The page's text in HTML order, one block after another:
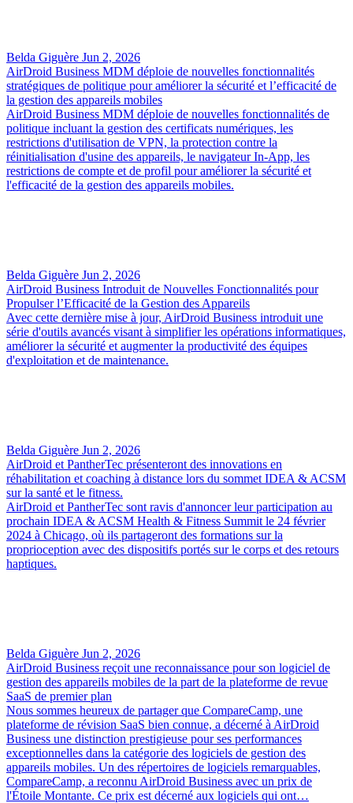
Belda Giguère Jun 2, 2026
AirDroid Business MDM déploie de nouvelles fonctionnalités
stratégiques de politique pour améliorer la sécurité et l’efficacité de
la gestion des appareils mobiles
AirDroid Business MDM déploie de nouvelles fonctionnalités de
politique incluant la gestion des certificats numériques, les
restrictions d'utilisation de VPN, la protection contre la
réinitialisation d'usine des appareils, le navigateur In-App, les
restrictions de compte et de profil pour améliorer la sécurité et
l'efficacité de la gestion des appareils mobiles.
Belda Giguère Jun 2, 2026
AirDroid Business Introduit de Nouvelles Fonctionnalités pour
Propulser l’Efficacité de la Gestion des Appareils
Avec cette dernière mise à jour, AirDroid Business introduit une
série d'outils avancés visant à simplifier les opérations informatiques,
améliorer la sécurité et augmenter la productivité des équipes
d'exploitation et de maintenance.
Belda Giguère Jun 2, 2026
AirDroid et PantherTec présenteront des innovations en
réhabilitation et coaching à distance lors du sommet IDEA & ACSM
sur la santé et le fitness.
AirDroid et PantherTec sont ravis d'annoncer leur participation au
prochain IDEA & ACSM Health & Fitness Summit le 24 février
2024 à Chicago, où ils partageront des formations sur la
proprioception avec des dispositifs portés sur le corps et des retours
haptiques.
Belda Giguère Jun 2, 2026
AirDroid Business reçoit une reconnaissance pour son logiciel de
gestion des appareils mobiles de la part de la plateforme de revue
SaaS de premier plan
Nous sommes heureux de partager que CompareCamp, une
plateforme de révision SaaS bien connue, a décerné à AirDroid
Business une distinction prestigieuse pour ses performances
exceptionnelles dans la catégorie des logiciels de gestion des
appareils mobiles. Un des répertoires de logiciels remarquables,
CompareCamp, a reconnu AirDroid Business avec un prix de
l'Étoile Montante. Ce prix est décerné aux logiciels qui ont…